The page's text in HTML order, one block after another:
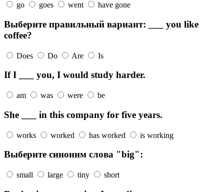
go goes went have gone
Выберите правильный вариант: ___ you like
coffee?
Does Do Are Is
If I ___ you, I would study harder.
am was were be
She ___ in this company for five years.
works worked has worked is working
Выберите синоним слова "big":
small large tiny short